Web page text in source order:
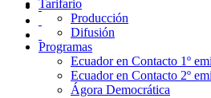
Tarifario
Producción
Difusión
Programas
Ecuador en Contacto 1º
Ecuador en Contacto 2º
Ágora Democrática